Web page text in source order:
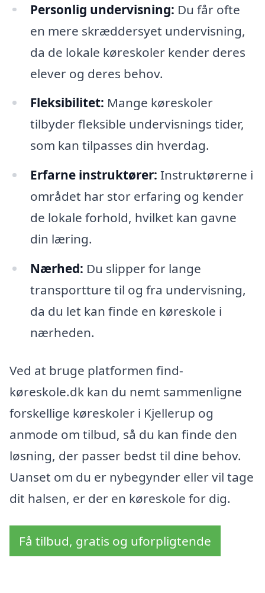
Personlig undervisning: Du får ofte
en mere skræddersyet undervisning,
da de lokale køreskoler kender deres
elever og deres behov.
Fleksibilitet: Mange køreskoler
tilbyder fleksible undervisnings tider,
som kan tilpasses din hverdag.
Erfarne instruktører: Instruktørerne i
området har stor erfaring og kender
de lokale forhold, hvilket kan gavne
din læring.
Nærhed: Du slipper for lange
transportture til og fra undervisning,
da du let kan finde en køreskole i
nærheden.
Ved at bruge platformen find-
køreskole.dk kan du nemt sammenligne
forskellige køreskoler i Kjellerup og
anmode om tilbud, så du kan finde den
løsning, der passer bedst til dine behov.
Uanset om du er nybegynder eller vil tage
dit halsen, er der en køreskole for dig.
Få tilbud, gratis og uforpligtende